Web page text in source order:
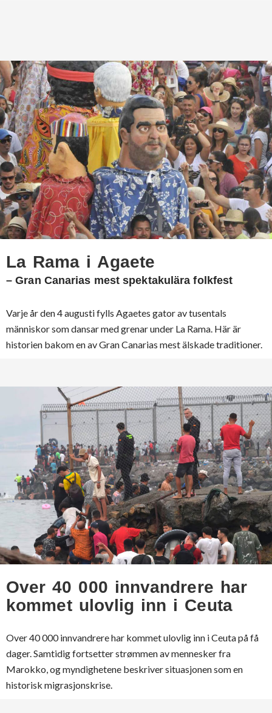
La Rama i Agaete
– Gran Canarias mest spektakulära folkfest
Varje år den 4 augusti fylls Agaetes gator av tusentals
människor som dansar med grenar under La Rama. Här är
historien bakom en av Gran Canarias mest älskade traditioner.
Over 40 000 innvandrere har
kommet ulovlig inn i Ceuta
Over 40 000 innvandrere har kommet ulovlig inn i Ceuta på få
dager. Samtidig fortsetter strømmen av mennesker fra
Marokko, og myndighetene beskriver situasjonen som en
historisk migrasjonskrise.